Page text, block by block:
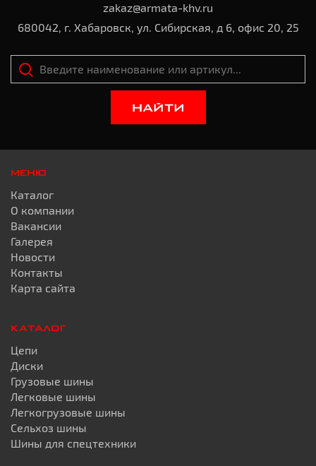
zakaz@armata-khv.ru
680042, г. Хабаровск, ул. Сибирская, д 6, офис 20, 25
НАЙТИ
МЕНЮ
Каталог
О компании
Вакансии
Галерея
Новости
Контакты
Карта сайта
КАТАЛОГ
Цепи
Диски
Грузовые шины
Легковые шины
Легкогрузовые шины
Сельхоз шины
Шины для спецтехники